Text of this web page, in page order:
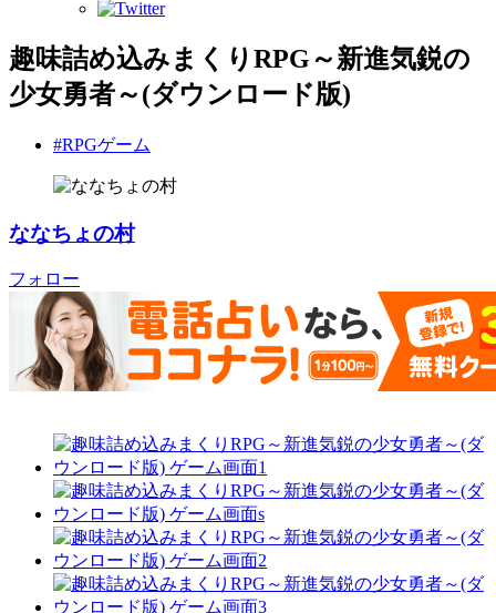
趣味詰め込みまくりRPG～新進気鋭の
少女勇者～(ダウンロード版)
#RPGゲーム
ななちょの村
フォロー